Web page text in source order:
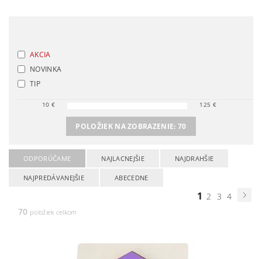
AKCIA
NOVINKA
TIP
10 € 125 €
POLOŽIEK NA ZOBRAZENIE:70
ODPORÚČAME NAJLACNEJŠIE NAJDRAHŠIE
NAJPREDÁVANEJŠIE ABECEDNE
1 2 3 4
70 položiek celkom